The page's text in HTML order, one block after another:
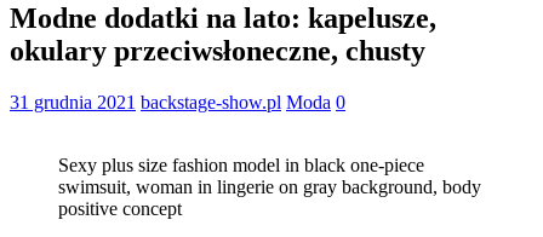
Modne dodatki na lato: kapelusze,
okulary przeciwsłoneczne, chusty
31 grudnia 2021 backstage-show.pl Moda 0
Sexy plus size fashion model in black one-piece
swimsuit, woman in lingerie on gray background, body
positive concept